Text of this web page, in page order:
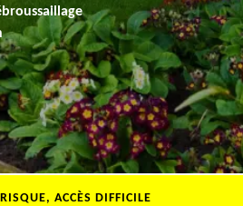
ACCÈS DIFFICILE